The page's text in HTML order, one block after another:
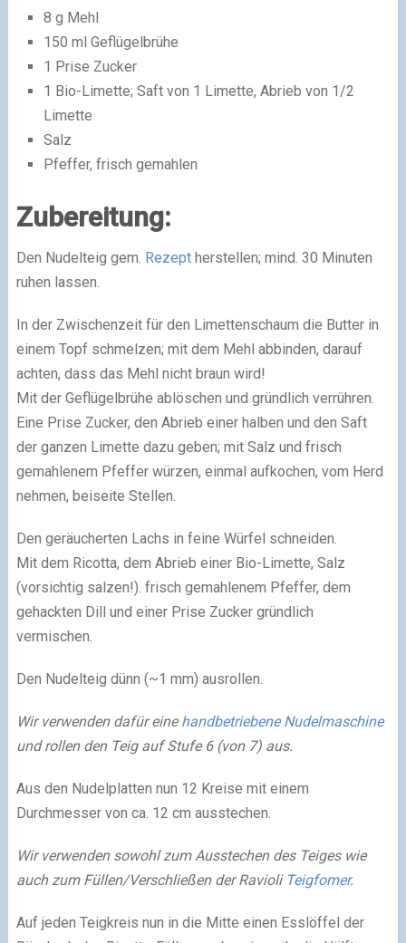
8 g Mehl
150 ml Geflügelbrühe
1 Prise Zucker
1 Bio-Limette; Saft von 1 Limette, Abrieb von 1/2
Limette
Salz
Pfeffer, frisch gemahlen
Zubereitung:
Den Nudelteig gem. Rezept herstellen; mind. 30 Minuten
ruhen lassen.
In der Zwischenzeit für den Limettenschaum die Butter in
einem Topf schmelzen; mit dem Mehl abbinden, darauf
achten, dass das Mehl nicht braun wird!
Mit der Geflügelbrühe ablöschen und gründlich verrühren.
Eine Prise Zucker, den Abrieb einer halben und den Saft
der ganzen Limette dazu geben; mit Salz und frisch
gemahlenem Pfeffer würzen, einmal aufkochen, vom Herd
nehmen, beiseite Stellen.
Den geräucherten Lachs in feine Würfel schneiden.
Mit dem Ricotta, dem Abrieb einer Bio-Limette, Salz
(vorsichtig salzen!). frisch gemahlenem Pfeffer, dem
gehackten Dill und einer Prise Zucker gründlich
vermischen.
Den Nudelteig dünn (~1 mm) ausrollen.
Wir verwenden dafür eine handbetriebene Nudelmaschine
und rollen den Teig auf Stufe 6 (von 7) aus.
Aus den Nudelplatten nun 12 Kreise mit einem
Durchmesser von ca. 12 cm ausstechen.
Wir verwenden sowohl zum Ausstechen des Teiges wie
auch zum Füllen/Verschließen der Ravioli Teigfomer.
Auf jeden Teigkreis nun in die Mitte einen Esslöffel der